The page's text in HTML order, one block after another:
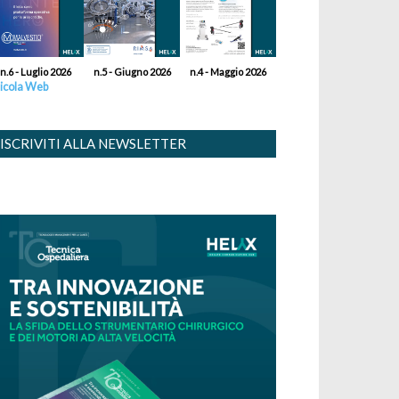
n.6 - Luglio 2026 n.5 - Giugno 2026 n.4 - Maggio 2026
Web
ISCRIVITI ALLA NEWSLETTER